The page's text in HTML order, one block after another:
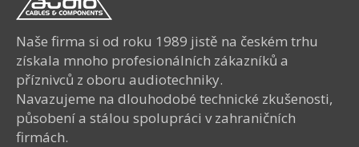
Naše firma si od roku 1989 jistě na českém trhu
získala mnoho profesionálních zákazníků a
příznivců z oboru audiotechniky.
Navazujeme na dlouhodobé technické zkušenosti,
působení a stálou spolupráci v zahraničních
firmách.